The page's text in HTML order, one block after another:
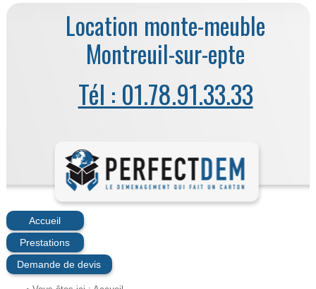
Location monte-meuble
Montreuil-sur-epte
Tél : 01.78.91.33.33
Accueil
Prestations
Demande de devis